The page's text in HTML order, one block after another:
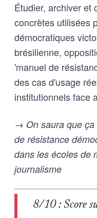
Étudier, archiver et
concrètes utilisées
démocratiques
brésilienne,
'manuel de
des cas d'usage
institutionnels face
→ On saura que ça
de résistance
dans les écoles de
journalisme
8/10 : Score